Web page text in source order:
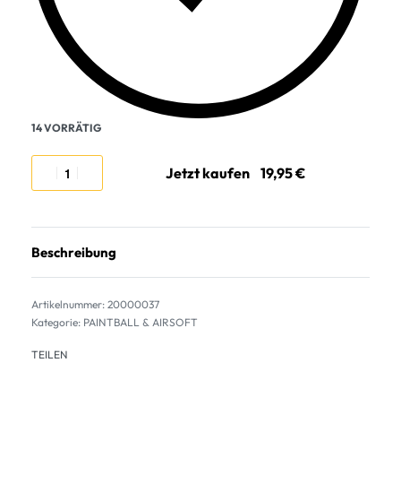
14 VORRÄTIG
Jetzt kaufen
Beschreibung
20000037
Kategorie: PAINTBALL & AIRSOFT
TEILEN